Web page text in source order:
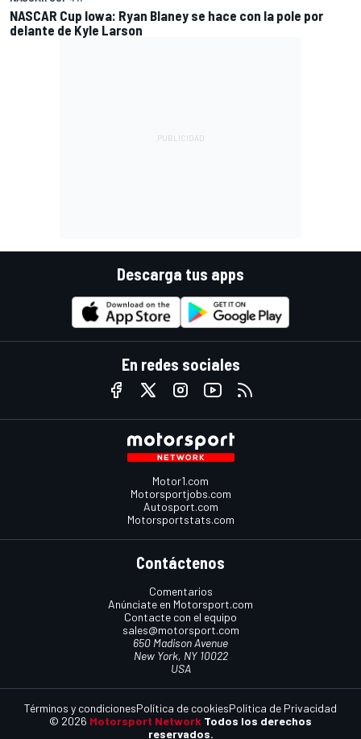
NASCAR Cup Iowa: Ryan Blaney se hace con la pole por
delante de Kyle Larson
Descarga tus apps
En redes sociales
Motor1.com
Motorsportjobs.com
Autosport.com
Motorsportstats.com
Contáctenos
Comentarios
Anúnciate en Motorsport.com
Contacte con el equipo
sales@motorsport.com
650 Madison Avenue
New York, NY 10022
USA
© 2026 Motorsport Network Todos los derechos
reservados.
Términos y condicionesPolítica de cookiesPolítica de Privacidad